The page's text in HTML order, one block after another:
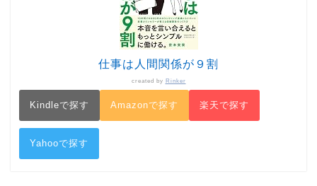
仕事は人間関係が９割
created by Rinker
Kindleで探す Amazonで探す 楽天で探す
Yahooで探す